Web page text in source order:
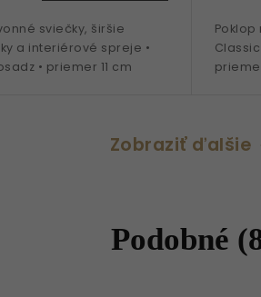
sviečky, širšie
a interiérové spreje •
• priemer 11 cm
Zobraziť ďalšie
Podobné